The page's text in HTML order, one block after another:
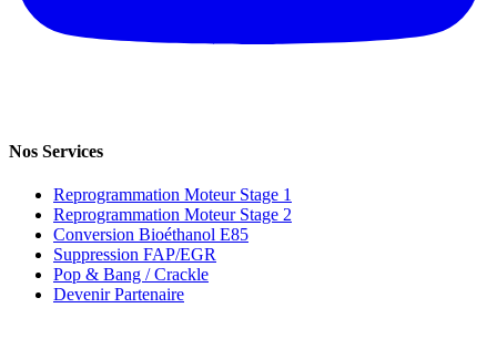
Nos Services
Reprogrammation Moteur Stage 1
Reprogrammation Moteur Stage 2
Conversion Bioéthanol E85
Suppression FAP/EGR
Pop & Bang / Crackle
Devenir Partenaire